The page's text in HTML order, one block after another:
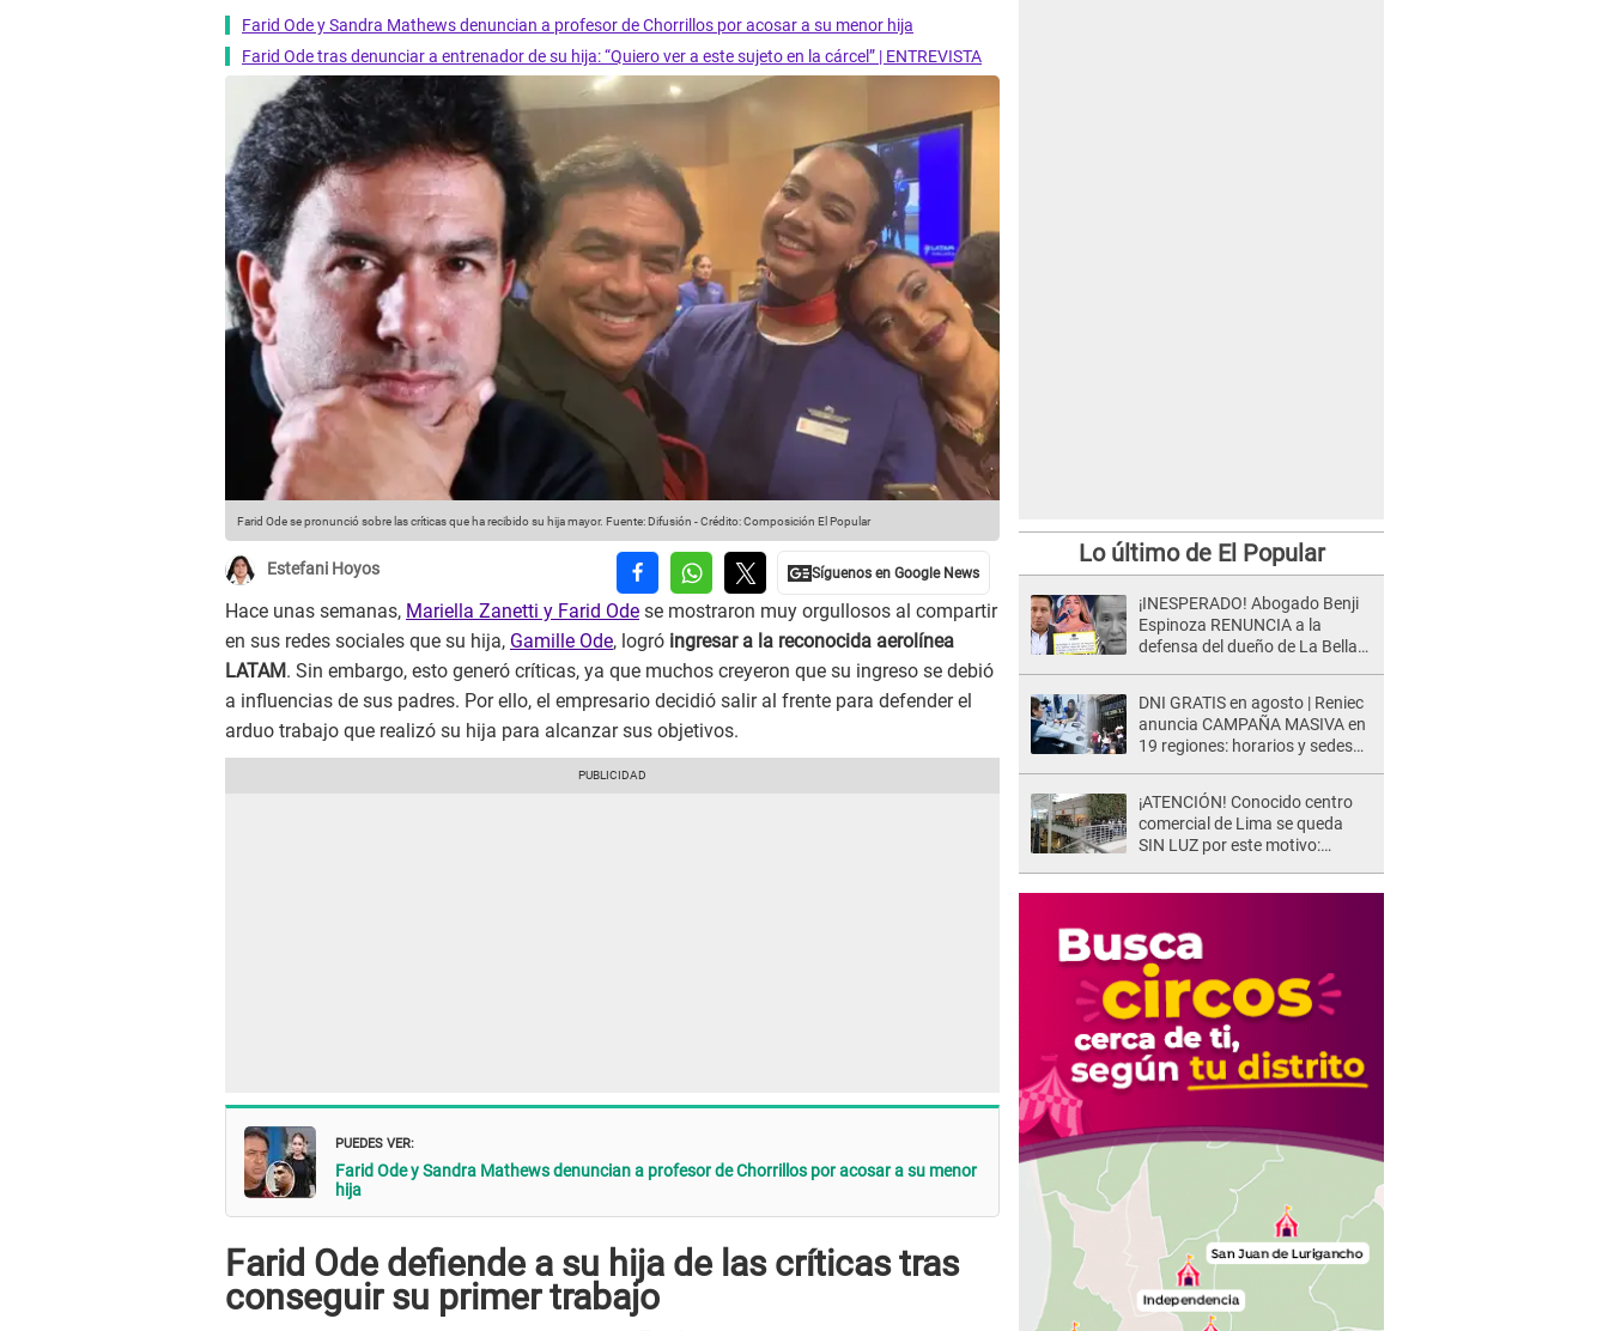
Farid Ode y Sandra Mathews denuncian a profesor de Chorrillos por acosar a su menor hija
Farid Ode tras denunciar a entrenador de su hija: “Quiero ver a este sujeto en la cárcel” | ENTREVISTA
Farid Ode se pronunció sobre las críticas que ha recibido su hija mayor. Fuente: Difusión -Crédito: Composición El Popular
Estefani Hoyos
Hace unas semanas, Mariella Zanetti y Farid Ode se mostraron muy orgullosos al compartir
en sus redes sociales que su hija, Gamille Ode, logró ingresar a la reconocida aerolínea
LATAM. Sin embargo, esto generó críticas, ya que muchos creyeron que su ingreso se debió
a influencias de sus padres. Por ello, el empresario decidió salir al frente para defender el
arduo trabajo que realizó su hija para alcanzar sus objetivos.
PUEDES VER:
Farid Ode y Sandra Mathews denuncian a profesor de Chorrillos por acosar a su menor
hija
Farid Ode defiende a su hija de las críticas tras
conseguir su primer trabajo
Lo último de El Popular
¡INESPERADO! Abogado Benji
Espinoza RENUNCIA a la
defensa del dueño de La Bella
DNI GRATIS en agosto | Reniec
anuncia CAMPAÑA MASIVA en
19 regiones: horarios y sedes
¡ATENCIÓN! Conocido centro
comercial de Lima se queda
SIN LUZ por este motivo: